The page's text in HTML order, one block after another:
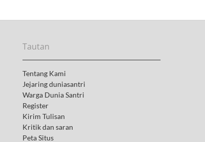
Tautan
Tentang Kami
Jejaring duniasantri
Warga Dunia Santri
Register
Kirim Tulisan
Kritik dan saran
Peta Situs